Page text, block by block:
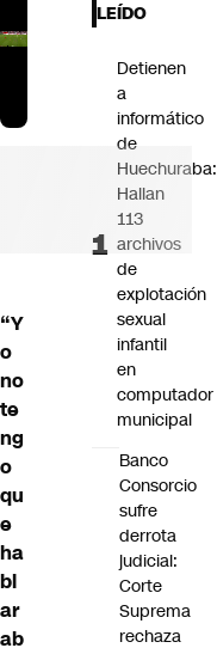
“Y
o
no
te
ng
o
qu
e
ha
bl
ar
ab
LEÍDO
Detienen
a
informático
de
Huechuraba:
Hallan
113
archivos
de
explotación
sexual
infantil
en
computador
municipal
Banco
Consorcio
sufre
derrota
judicial:
Corte
Suprema
rechaza